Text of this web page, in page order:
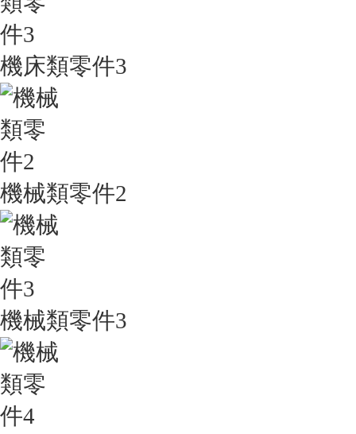
機床類零件3
機械類零件2
機械類零件3